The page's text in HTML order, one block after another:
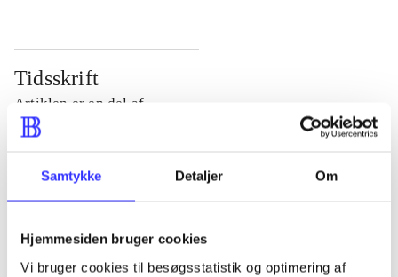
Samtykke Detaljer Om
Hjemmesiden bruger cookies
Vi bruger cookies til besøgsstatistik og optimering af
Tidsskrift
Artiklen er en del af
Tidsskrift
Artiklerne i handler ofte om